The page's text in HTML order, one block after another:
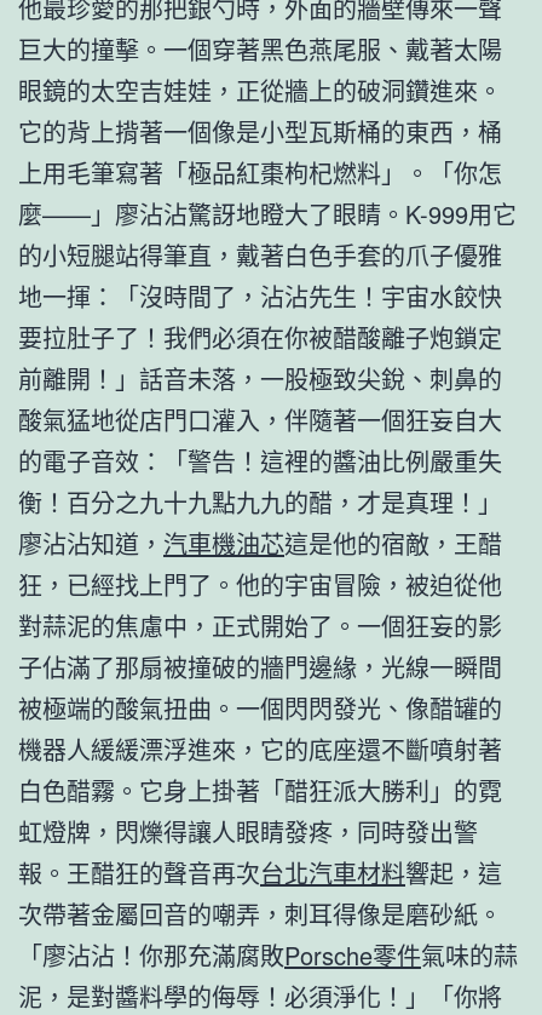
他最珍愛的那把銀勺時，外面的牆壁傳來一聲
巨大的撞擊。一個穿著黑色燕尾服、戴著太陽
眼鏡的太空吉娃娃，正從牆上的破洞鑽進來。
它的背上揹著一個像是小型瓦斯桶的東西，桶
上用毛筆寫著「極品紅棗枸杞燃料」。「你怎
麼——」廖沾沾驚訝地瞪大了眼睛。K-999用它
的小短腿站得筆直，戴著白色手套的爪子優雅
地一揮：「沒時間了，沾沾先生！宇宙水餃快
要拉肚子了！我們必須在你被醋酸離子炮鎖定
前離開！」話音未落，一股極致尖銳、刺鼻的
酸氣猛地從店門口灌入，伴隨著一個狂妄自大
的電子音效：「警告！這裡的醬油比例嚴重失
衡！百分之九十九點九九的醋，才是真理！」
廖沾沾知道， 汽車機油芯這是他的宿敵，王醋
狂，已經找上門了。他的宇宙冒險，被迫從他
對蒜泥的焦慮中，正式開始了。一個狂妄的影
子佔滿了那扇被撞破的牆門邊緣，光線一瞬間
被極端的酸氣扭曲。一個閃閃發光、像醋罐的
機器人緩緩漂浮進來，它的底座還不斷噴射著
白色醋霧。它身上掛著「醋狂派大勝利」的霓
虹燈牌，閃爍得讓人眼睛發疼，同時發出警
報。王醋狂的聲音再次台北汽車材料響起，這
次帶著金屬回音的嘲弄，刺耳得像是磨砂紙。
「廖沾沾！你那充滿腐敗Porsche零件氣味的蒜
泥，是對醬料學的侮辱！必須淨化！」「你將